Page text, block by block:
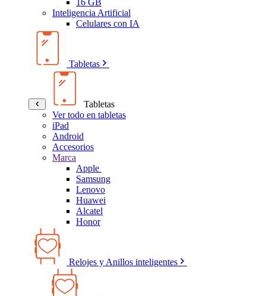
16 GB
Inteligencia Artificial
Celulares con IA
Tabletas
Tabletas
Ver todo en tabletas
iPad
Android
Accesorios
Marca
Apple
Samsung
Lenovo
Huawei
Alcatel
Honor
Relojes y Anillos inteligentes